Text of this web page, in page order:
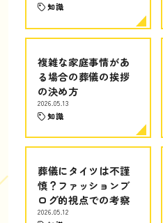
知識
複雑な家庭事情があ
る場合の葬儀の挨拶
の決め方
2026.05.13
知識
葬儀にタイツは不謹
慎？ファッションブ
ログ的視点での考察
2026.05.12